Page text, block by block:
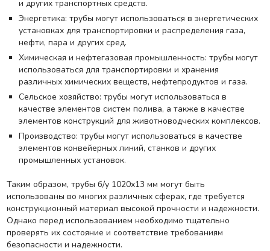
и других транспортных средств.
Энергетика: трубы могут использоваться в энергетических
установках для транспортировки и распределения газа,
нефти, пара и других сред.
Химическая и нефтегазовая промышленность: трубы могут
использоваться для транспортировки и хранения
различных химических веществ, нефтепродуктов и газа.
Сельское хозяйство: трубы могут использоваться в
качестве элементов систем полива, а также в качестве
элементов конструкций для животноводческих комплексов.
Производство: трубы могут использоваться в качестве
элементов конвейерных линий, станков и других
промышленных установок.
Таким образом, трубы б/у 1020х13 мм могут быть
использованы во многих различных сферах, где требуется
конструкционный материал высокой прочности и надежности.
Однако перед использованием необходимо тщательно
проверять их состояние и соответствие требованиям
безопасности и надежности.